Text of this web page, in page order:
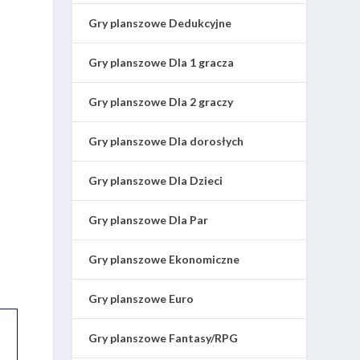
Gry planszowe Dedukcyjne
Gry planszowe Dla 1 gracza
Gry planszowe Dla 2 graczy
Gry planszowe Dla dorosłych
Gry planszowe Dla Dzieci
Gry planszowe Dla Par
Gry planszowe Ekonomiczne
Gry planszowe Euro
Gry planszowe Fantasy/RPG